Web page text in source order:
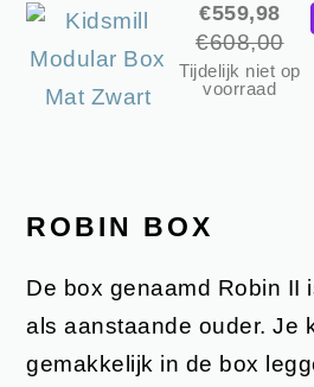
€559,98
€608,00
Tijdelijk niet op
voorraad
ROBIN BOX
De box genaamd Robin II
als aanstaande ouder. Je
gemakkelijk in de box